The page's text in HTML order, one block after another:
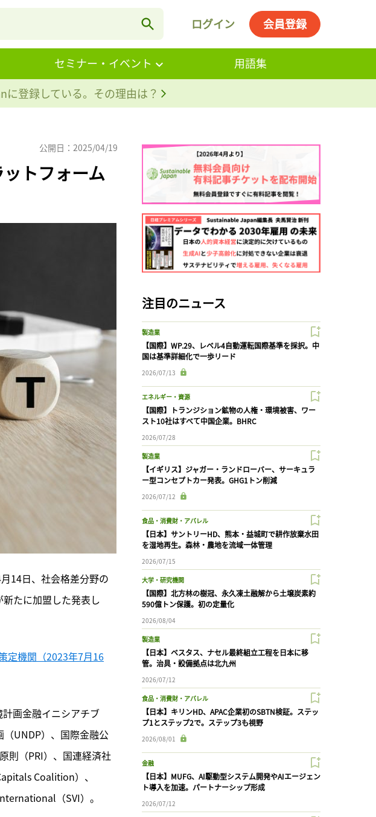
ログイン 会員登録
セミナー・イベント
用語集
登録している。その理由は？
公開日：2025/04/19
トフォーム
14日、社会格差分野の
たに加盟した発表し
定機関（2023年7月16
画金融イニシアチブ
（UNDP）、国際金融公
則（PRI）、国連経済社
Coalition）、
（SVI）。
注目のニュース
製造業
【国際】WP.29、レベル4自動運転国際基準を採択。中
国は基準詳細化で一歩リード
2026/07/13
エネルギー・資源
【国際】トランジション鉱物の人権・環境被害、ワー
スト10社はすべて中国企業。BHRC
2026/07/28
製造業
【イギリス】ジャガー・ランドローバー、サーキュラ
ー型コンセプトカー発表。GHG1トン削減
2026/07/12
食品・消費財・アパレル
【日本】サントリーHD、熊本・益城町で耕作放棄水田
を湿地再生。森林・農地を流域一体管理
2026/07/15
大学・研究機関
【国際】北方林の樹冠、永久凍土融解から土壌炭素約
590億トン保護。初の定量化
2026/08/04
製造業
【日本】ベスタス、ナセル最終組立工程を日本に移
管。治具・設備拠点は北九州
2026/07/12
食品・消費財・アパレル
【日本】キリンHD、APAC企業初のSBTN検証。ステッ
プ1とステップ2で。ステップ3も視野
2026/08/01
金融
【日本】MUFG、AI駆動型システム開発やAIエージェン
ト導入を加速。パートナーシップ形成
2026/07/12